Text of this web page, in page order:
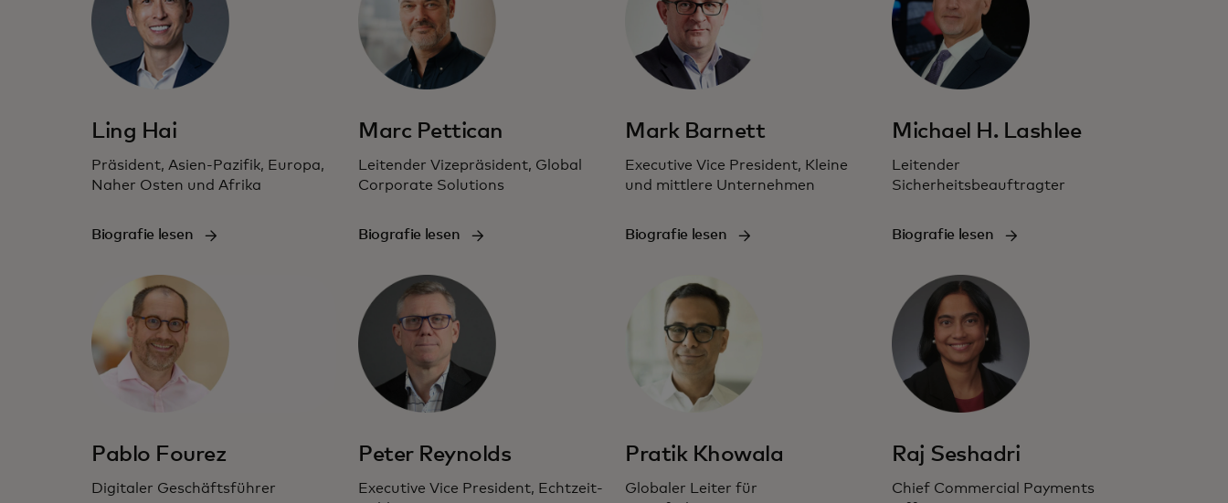
Ling Hai
Präsident, Asien-Pazifik, Europa,
Naher Osten und Afrika
Biografie lesen
Marc Pettican
Leitender Vizepräsident, Global
Corporate Solutions
Biografie lesen
Mark Barnett
Executive Vice President, Kleine
und mittlere Unternehmen
Biografie lesen
Michael H. Lashlee
Leitender
Sicherheitsbeauftragter
Biografie lesen
Pablo Fourez
Digitaler Geschäftsführer
Peter Reynolds
Executive Vice President, Echtzeit-
Pratik Khowala
Globaler Leiter für
Raj Seshadri
Chief Commercial Payments